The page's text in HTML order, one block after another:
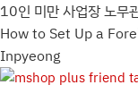
10인 미만 사업장 노무
How to Set Up a
Inpyeong